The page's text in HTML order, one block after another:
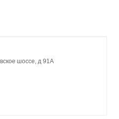
шоссе, д 91А